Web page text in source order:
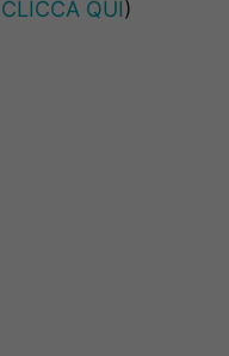
CLICCA QUI)